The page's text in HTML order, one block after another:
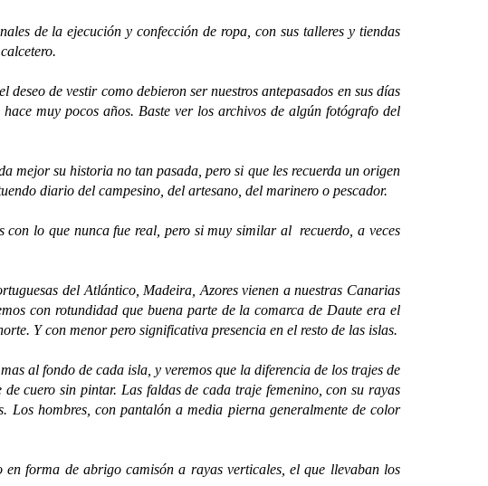
de la ejecución y confección de ropa, con sus talleres y tiendas
de vestir como debieron ser nuestros antepasados en sus días
muy pocos años. Baste ver los archivos de algún fotógrafo del
su historia no tan pasada, pero si que les recuerda un origen
diario del campesino, del artesano, del marinero o pescador.
lo que nunca fue real, pero si muy similar al recuerdo, a veces
del Atlántico, Madeira, Azores vienen a nuestras Canarias
con rotundidad que buena parte de la comarca de Daute era el
Y con menor pero significativa presencia en el resto de las islas.
al fondo de cada isla, y veremos que la diferencia de los trajes de
cuero sin pintar. Las faldas de cada traje femenino, con su rayas
Los hombres, con pantalón a media pierna generalmente de color
forma de abrigo camisón a rayas verticales, el que llevaban los